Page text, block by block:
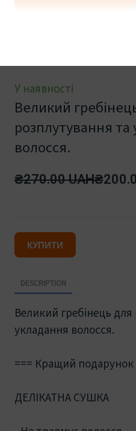
У наявності
Великий
розплутування та
волосся.
₴270.00 UAH
КУПИТИ
DESCRIPTION
Великий гребінець
укладання волосся.
=== Кращий подарунок
ДЕЛІКАТНА СУШКА